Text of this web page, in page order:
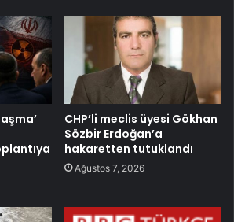
CHP’li meclis üyesi Gökhan
Sözbir Erdoğan’a
hakaretten tutuklandı
Ağustos 7, 2026